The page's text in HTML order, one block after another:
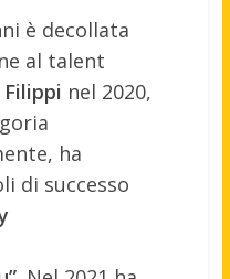
è decollata
al talent
nel 2020,
ha
di successo